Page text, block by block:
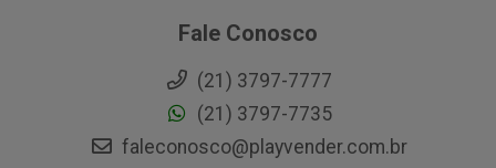
Fale Conosco
(21) 3797-7777
(21) 3797-7735
faleconosco@playvender.com.br